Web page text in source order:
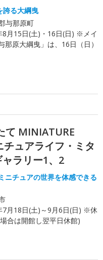
誇る大綱曳
与那原町
8月15日(土)・16日(日) ※メイ
那原大綱曳」は、16日（日）
て MINIATURE
ュアライフ・ミタ
ラリー1、2
ニチュアの世界を体感できる
7月18日(土)～9月6日(日) ※休
合は開館し翌平日休館)